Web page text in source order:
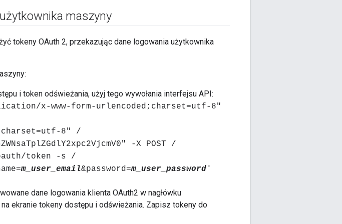
maszyny
tokeny OAuth 2, przekazując dane logowania użytkownika
i token odświeżania, użyj tego wywołania interfejsu API:
x-www-form-urlencoded;charset=utf-8"
8" /
-X POST /
token -s /
m_user_email&password=m_user_password '
dane logowania klienta OAuth2 w nagłówku
ekranie tokeny dostępu i odświeżania. Zapisz tokeny do